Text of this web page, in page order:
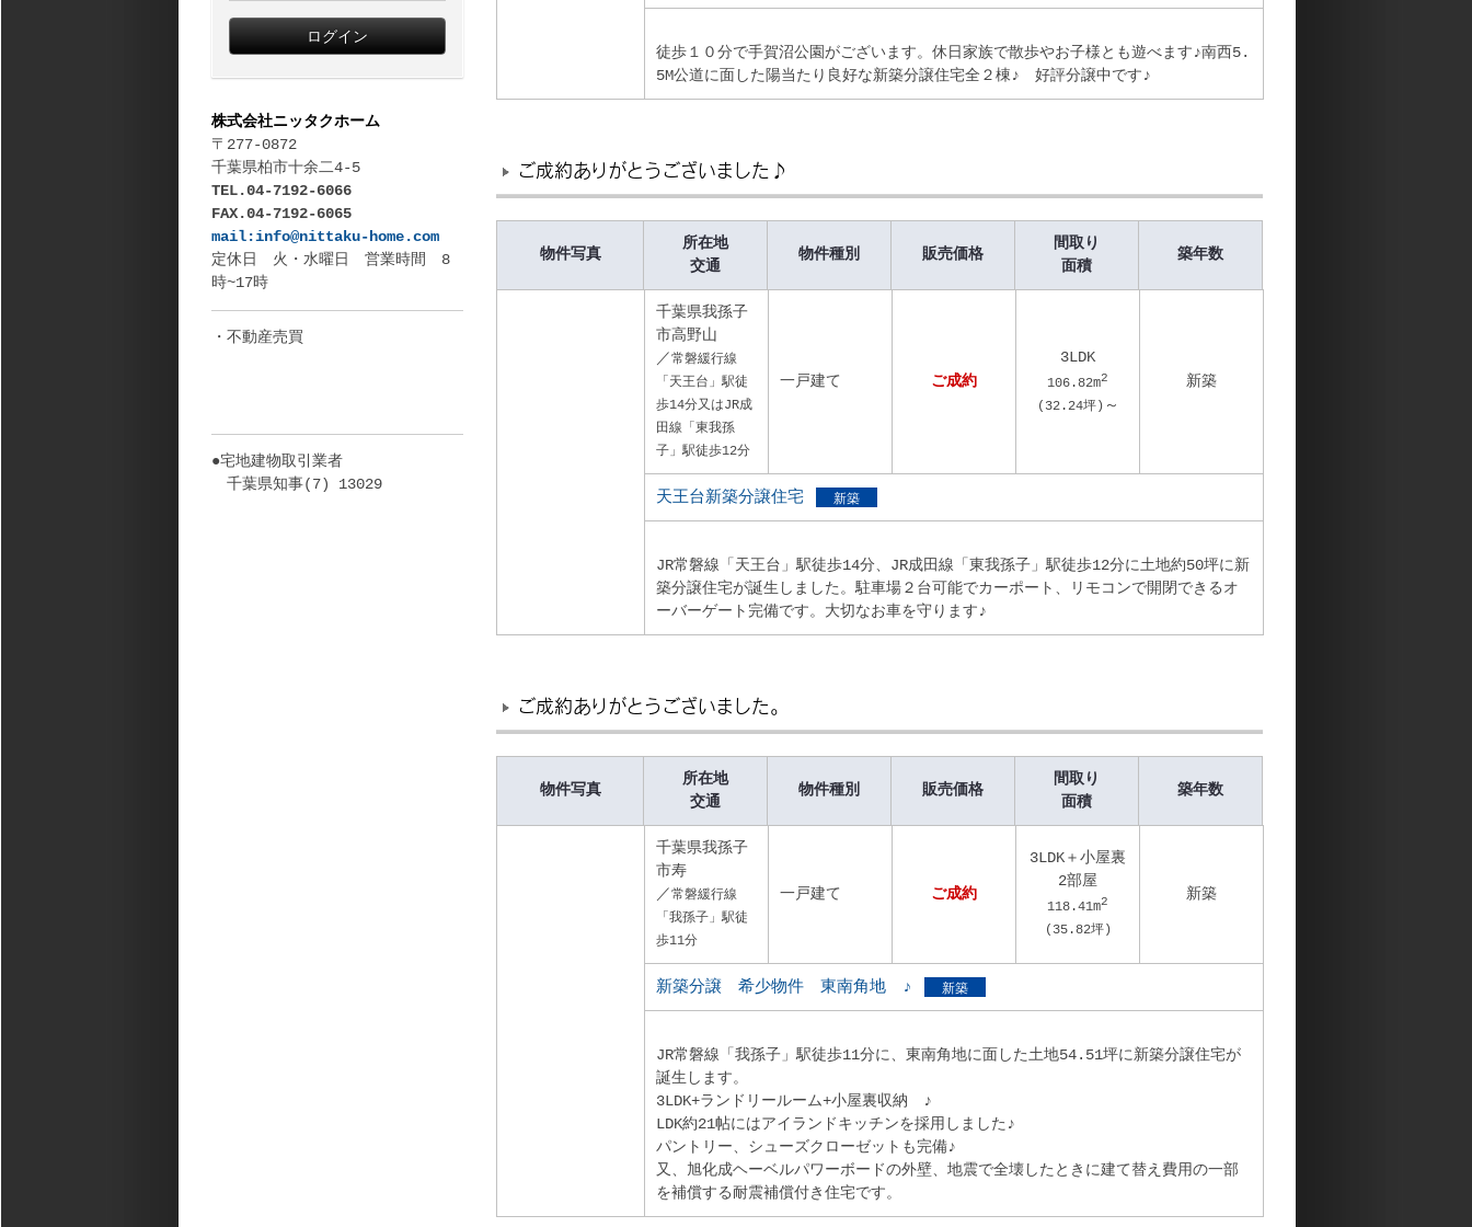
ログイン
株式会社ニッタクホーム
〒277-0872
千葉県柏市十余二4-5
TEL.04-7192-6066
FAX.04-7192-6065
mail:info@nittaku-home.com
定休日 火・水曜日 営業時間 8
時~17時
・不動産売買
●宅地建物取引業者
千葉県知事(7) 13029
徒歩１０分で手賀沼公園がございます。休日家族で散歩やお子様とも遊べます♪南西5.
5M公道に面した陽当たり良好な新築分譲住宅全２棟♪ 好評分譲中です♪
ご成約ありがとうございました♪
物件写真
所在地
交通
物件種別 販売価格
間取り
面積
築年数
千葉県我孫子
市高野山
／常磐緩行線
「天王台」駅徒
歩14分又はJR成
田線「東我孫
子」駅徒歩12分
一戸建て ご成約
3LDK
106.82m2
( 32.24坪) ～
新築
天王台新築分譲住宅 新築
JR常磐線「天王台」駅徒歩14分、JR成田線「東我孫子」駅徒歩12分に土地約50坪に新
築分譲住宅が誕生しました。駐車場２台可能でカーポート、リモコンで開閉できるオ
ーバーゲート完備です。大切なお車を守ります♪
ご成約ありがとうございました。
物件写真
所在地
交通
物件種別 販売価格
間取り
面積
築年数
千葉県我孫子
市寿
／常磐緩行線
「我孫子」駅徒
歩11分
一戸建て ご成約
3LDK＋小屋裏
2部屋
118.41m2
( 35.82坪)
新築
新築分譲 希少物件 東南角地 ♪ 新築
JR常磐線「我孫子」駅徒歩11分に、東南角地に面した土地54.51坪に新築分譲住宅が
誕生します。
3LDK+ランドリールーム+小屋裏収納 ♪
LDK約21帖にはアイランドキッチンを採用しました♪
パントリー、シューズクローゼットも完備♪
又、旭化成ヘーベルパワーボードの外壁、地震で全壊したときに建て替え費用の一部
を補償する耐震補償付き住宅です。